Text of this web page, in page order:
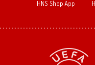
HNS Shop App